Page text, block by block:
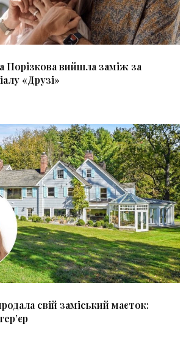
Порізкова вийшла заміж за
«Друзі»
свій заміський маєток: